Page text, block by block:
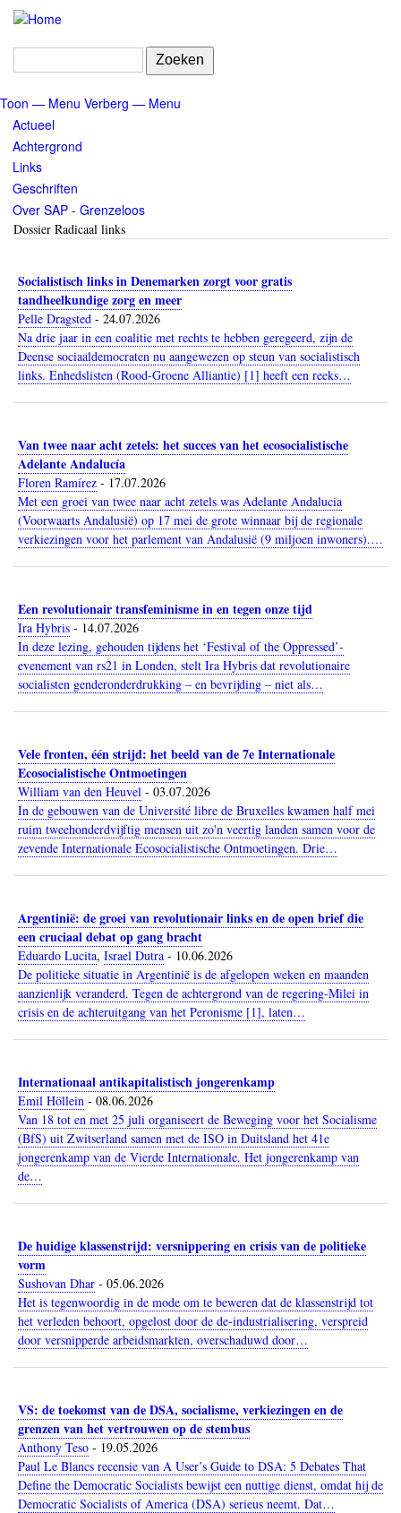
Overslaan
naar
gaan
Zoeken
Menu
Toon — Menu Verberg — Menu
Actueel
Achtergrond
Links
Geschriften
Over SAP - Grenzeloos
Dossier Radicaal links
Socialistisch links in Denemarken zorgt voor gratis
tandheelkundige zorg en meer
Pelle Dragsted - 24.07.2026
Na drie jaar in een coalitie met rechts te hebben geregeerd, zijn de
Deense sociaaldemocraten nu aangewezen op steun van socialistisch
links. Enhedslisten (Rood-Groene Alliantie) [1] heeft een reeks…
Van twee naar acht zetels: het succes van het ecosocialistische
Adelante Andalucía
Floren Ramírez - 17.07.2026
Met een groei van twee naar acht zetels was Adelante Andalucia
(Voorwaarts Andalusië) op 17 mei de grote winnaar bij de regionale
verkiezingen voor het parlement van Andalusië (9 miljoen inwoners).…
Een revolutionair transfeminisme in en tegen onze tijd
Ira Hybris - 14.07.2026
In deze lezing, gehouden tijdens het ‘Festival of the Oppressed’-
evenement van rs21 in Londen, stelt Ira Hybris dat revolutionaire
socialisten genderonderdrukking – en bevrijding – niet als…
Vele fronten, één strijd: het beeld van de 7e Internationale
Ecosocialistische Ontmoetingen
William van den Heuvel - 03.07.2026
In de gebouwen van de Université libre de Bruxelles kwamen half mei
ruim tweehonderdvijftig mensen uit zo'n veertig landen samen voor de
zevende Internationale Ecosocialistische Ontmoetingen. Drie…
Argentinië: de groei van revolutionair links en de open brief die
een cruciaal debat op gang bracht
Eduardo Lucita, Israel Dutra - 10.06.2026
De politieke situatie in Argentinië is de afgelopen weken en maanden
aanzienlijk veranderd. Tegen de achtergrond van de regering-Milei in
crisis en de achteruitgang van het Peronisme [1], laten…
Internationaal antikapitalistisch jongerenkamp
Emil Höllein - 08.06.2026
Van 18 tot en met 25 juli organiseert de Beweging voor het Socialisme
(BfS) uit Zwitserland samen met de ISO in Duitsland het 41e
jongerenkamp van de Vierde Internationale. Het jongerenkamp van
de…
De huidige klassenstrijd: versnippering en crisis van de politieke
vorm
Sushovan Dhar - 05.06.2026
Het is tegenwoordig in de mode om te beweren dat de klassenstrijd tot
het verleden behoort, opgelost door de de-industrialisering, verspreid
door versnipperde arbeidsmarkten, overschaduwd door…
VS: de toekomst van de DSA, socialisme, verkiezingen en de
grenzen van het vertrouwen op de stembus
Anthony Teso - 19.05.2026
Paul Le Blancs recensie van A User’s Guide to DSA: 5 Debates That
Define the Democratic Socialists bewijst een nuttige dienst, omdat hij de
Democratic Socialists of America (DSA) serieus neemt. Dat…